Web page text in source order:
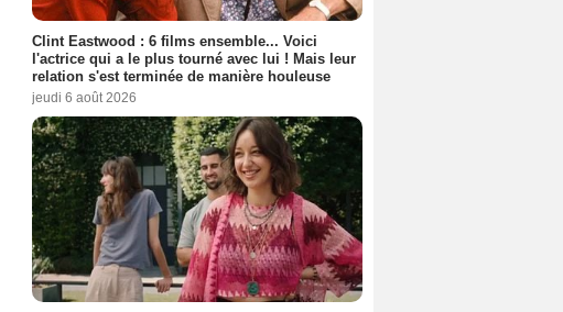
Clint Eastwood : 6 films ensemble... Voici
l'actrice qui a le plus tourné avec lui ! Mais leur
relation s'est terminée de manière houleuse
jeudi 6 août 2026